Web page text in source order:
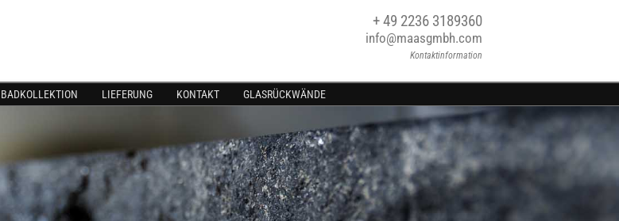
+ 49 2236 3189360
info@maasgmbh.com
Kontaktinformation
BADKOLLEKTION LIEFERUNG KONTAKT GLASRÜCKWÄNDE